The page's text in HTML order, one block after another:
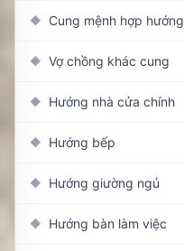
◆ Cung mệnh hợp hướng
◆ Vợ chồng khác cung
◆ Hướng nhà cửa chính
◆ Hướng bếp
◆ Hướng giường ngủ
◆ Hướng bàn làm việc